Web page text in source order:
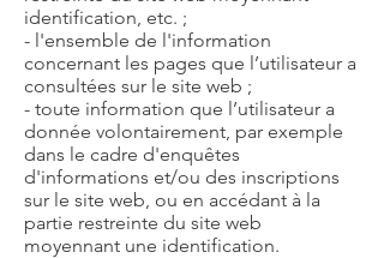
identification, etc. ;
- l'ensemble de l'information
concernant les pages que l’utilisateur a
consultées sur le site web ;
- toute information que l’utilisateur a
donnée volontairement, par exemple
dans le cadre d'enquêtes
d'informations et/ou des inscriptions
sur le site web, ou en accédant à la
partie restreinte du site web
moyennant une identification.